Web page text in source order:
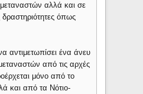
αλλά και σε
όπως
αντιμετωπίσει ένα άνευ
από τις αρχές
μόνο από το
και από τα Νότιο-